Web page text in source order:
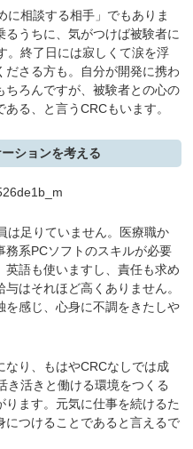
に相談する相手」でもありま
うちに、気がつけば被験者に
。終了日には寂しくて涙を浮
さる方も。自分が開発に携わ
ちろんですが、被験者との心の
る、と言うCRCもいます。
ションを考える
は足りていません。医療職か
務系PCソフトのスキルが必要
語も使いますし、責任も求め
はそれほど高くありません。
を感じ、心身に不調をきたしや
なり、もはやCRCなしでは成
き活きと働ける環境をつくる
ます。元気に仕事を続けるた
につけることであると言えるで